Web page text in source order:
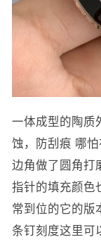
一体成型的陶质
蚀，防刮痕 哪
边角做了圆角打
指针的填充颜色
常到位的它的版
条钉刻度这里可